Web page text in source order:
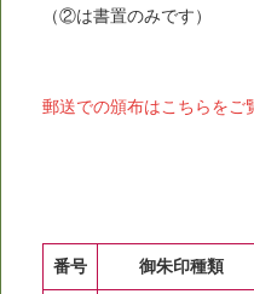
（②は書置のみです）
郵送での頒布はこちらをご
番号 御朱印種類